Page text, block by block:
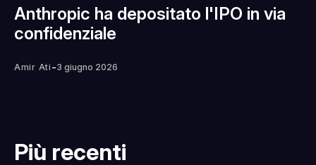
Anthropic ha depositato l'IPO in via
confidenziale
Amir Ati -3 giugno 2026
Più recenti